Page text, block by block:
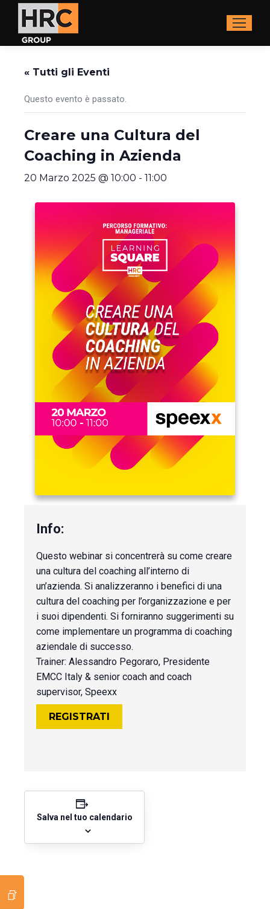
« Tutti gli Eventi
Questo evento è passato.
Creare una Cultura del
Coaching in Azienda
20 Marzo 2025 @ 10:00 - 11:00
Questo webinar si concentrerà su come creare
una cultura del coaching all’interno di
un’azienda. Si analizzeranno i benefici di una
cultura del coaching per l’organizzazione e per
i suoi dipendenti. Si forniranno suggerimenti su
come implementare un programma di coaching
aziendale di successo.
Trainer: Alessandro Pegoraro, Presidente
EMCC Italy & senior coach and coach
supervisor, Speexx
REGISTRATI
Salva nel tuo calendario